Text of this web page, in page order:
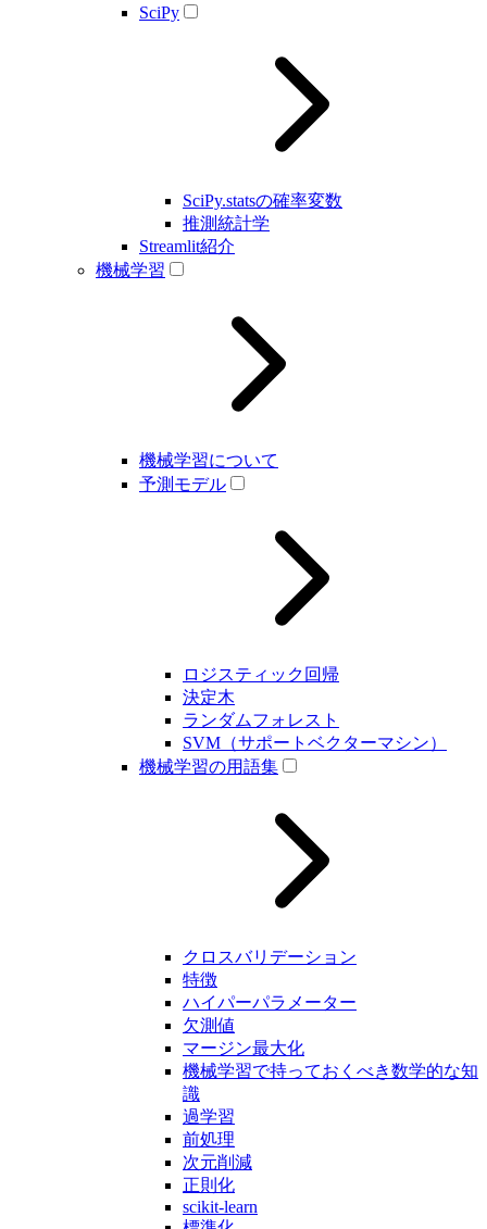
SciPy
SciPy.statsの確率変数
推測統計学
Streamlit紹介
機械学習
機械学習について
予測モデル
ロジスティック回帰
決定木
ランダムフォレスト
SVM（サポートベクターマシン）
機械学習の用語集
クロスバリデーション
特徴
ハイパーパラメーター
欠測値
マージン最大化
機械学習で持っておくべき数学的な知
識
過学習
前処理
次元削減
正則化
scikit-learn